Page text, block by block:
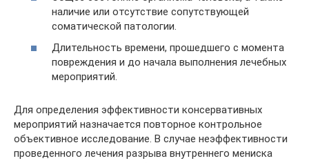
наличие или отсутствие сопутствующей
соматической патологии.
Длительность времени, прошедшего с момента
повреждения и до начала выполнения лечебных
мероприятий.
Для определения эффективности консервативных
мероприятий назначается повторное контрольное
объективное исследование. В случае неэффективности
проведенного лечения разрыва внутреннего мениска